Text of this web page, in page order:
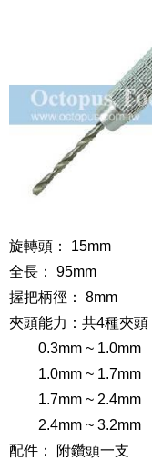
旋轉頭： 15mm
全長： 95mm
握把柄徑： 8mm
夾頭能力：共4種夾頭
0.3mm ~ 1.0mm
1.0mm ~ 1.7mm
1.7mm ~ 2.4mm
2.4mm ~ 3.2mm
配件： 附鑽頭一支